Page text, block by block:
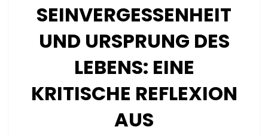
SEINVERGESSENHEIT
UND URSPRUNG DES
LEBENS: EINE
KRITISCHE REFLEXION
AUS